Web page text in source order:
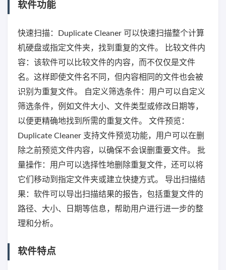
软件功能
快速扫描：Duplicate Cleaner 可以快速扫描整个计算
机硬盘或指定文件夹，找到重复的文件。 比较文件内
容：该软件可以比较文件的内容，而不仅仅是文件
名。这样即使文件名不同，但内容相同的文件也会被
识别为重复文件。 自定义筛选条件：用户可以自定义
筛选条件，例如文件大小、文件类型或修改日期等，
以便更精确地找到所需的重复文件。 文件预览：
Duplicate Cleaner 支持文件预览功能，用户可以在删
除之前预览文件内容，以确保不会误删重要文件。 批
量操作：用户可以选择性地删除重复文件，还可以将
它们移动到指定文件夹或建立快捷方式。 导出扫描结
果：软件可以导出扫描结果的报告，包括重复文件的
路径、大小、日期等信息，帮助用户进行进一步的整
理和分析。
软件特点